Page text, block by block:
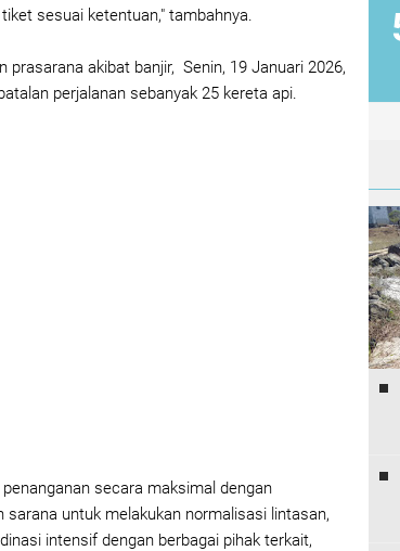
sesuai ketentuan," tambahnya.
prasarana akibat banjir, Senin, 19 Januari 2026,
perjalanan sebanyak 25 kereta api.
secara maksimal dengan
untuk melakukan normalisasi lintasan,
intensif dengan berbagai pihak terkait,